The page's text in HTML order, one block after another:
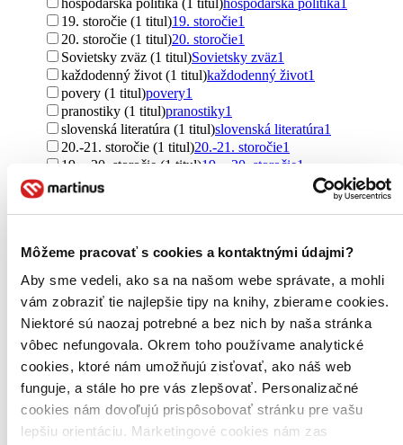
Môžeme pracovať s cookies a kontaktnými údajmi?
Aby sme vedeli, ako sa na našom webe správate, a mohli
vám zobraziť tie najlepšie tipy na knihy, zbierame cookies.
Niektoré sú naozaj potrebné a bez nich by naša stránka
vôbec nefungovala. Okrem toho používame analytické
cookies, ktoré nám umožňujú zisťovať, ako náš web
funguje, a stále ho pre vás zlepšovať. Personalizačné
cookies nám dovoľujú prispôsobovať stránku pre vašu
lepšiu orientáciu. Marketingové cookies nám zas
19. storočie (1 titul)19. storočie1
20. storočie (1 titul)20. storočie1
Sovietsky zväz (1 titul)Sovietsky zväz1
každodenný život (1 titul)každodenný život1
povery (1 titul)povery1
pranostiky (1 titul)pranostiky1
slovenská literatúra (1 titul)slovenská literatúra1
20.-21. storočie (1 titul)20.-21. storočie1
19. - 20. storočie (1 titul)19. - 20. storočie1
Česi (1 titul)
herečky (1 titul)herečky1
cirkevné dejiny (1 titul)cirkevné dejiny1
deti v školskom veku (1 titul)
deti v školskom veku
kresťanská výchova (1 titul)
kresťanská výchova
českí básnici (1 titul)českí básnici1
14. - 15. storočie (1 titul) 14. - 15. storočie1
zahraničný odboj (1 titul)zahraničný odboj1
témy, námety a motívy (1 titul)témy, námety a motívy
kresťanskí teológovia (1 titul)
kresťanskí teológovia 1
Ďalšie možnosti
Autor